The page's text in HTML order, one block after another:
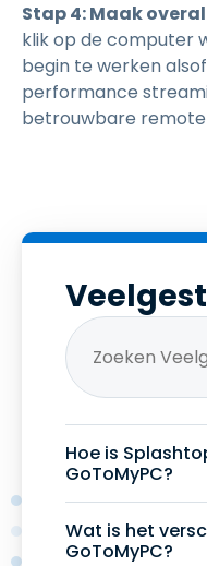
Stap 4: Maak
klik op de computer
begin te werken
performance
betrouwbare
Hoe is
GoToMyPC?
Wat is het
GoToMyPC?